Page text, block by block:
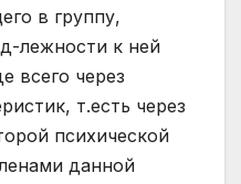
в группу,
лежности к ней
всего через
т.есть через
психической
данной